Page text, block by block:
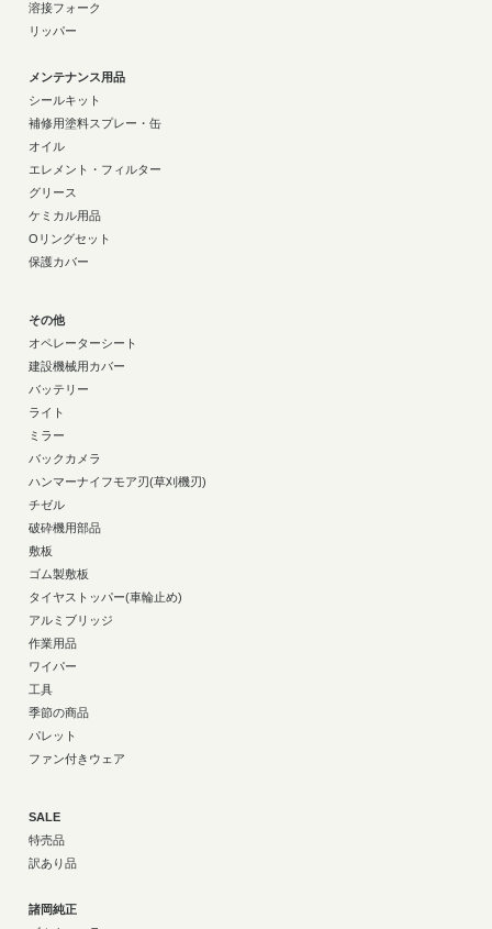
溶接フォーク
リッパー
メンテナンス用品
シールキット
補修用塗料スプレー・缶
オイル
エレメント・フィルター
グリース
ケミカル用品
Oリングセット
保護カバー
その他
オペレーターシート
建設機械用カバー
バッテリー
ライト
ミラー
バックカメラ
ハンマーナイフモア刃(草刈機刃)
チゼル
破砕機用部品
敷板
ゴム製敷板
タイヤストッパー(車輪止め)
アルミブリッジ
作業用品
ワイパー
工具
季節の商品
パレット
ファン付きウェア
SALE
特売品
訳あり品
諸岡純正